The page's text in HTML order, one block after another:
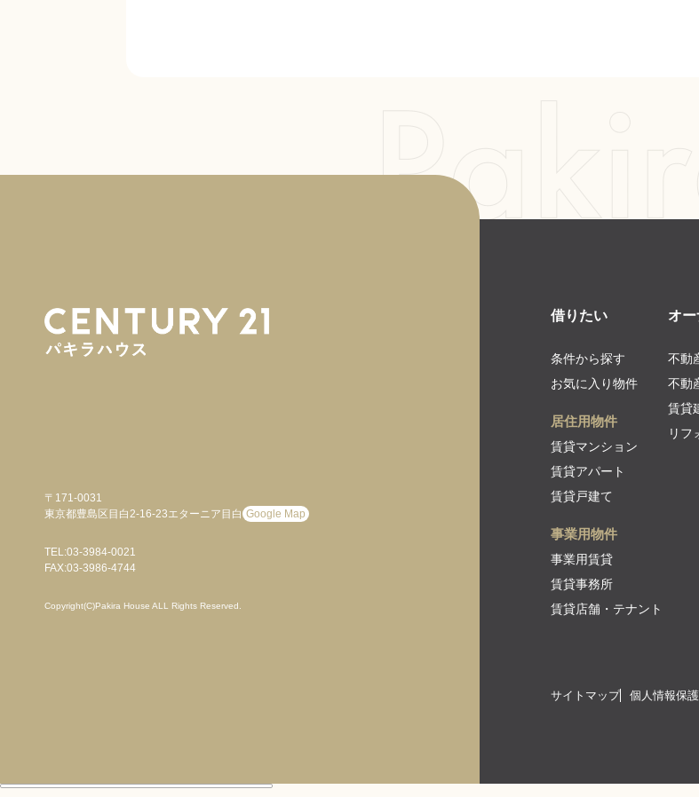
〒171-0031
東京都豊島区目白2-16-23エターニア目白 Google Map
TEL:03-3984-0021
FAX:03-3986-4744
Copyright(C)Pakira House ALL Rights Reserved.
借りたい
条件から探す
お気に入り物件
居住用物件
賃貸マンション
賃貸アパート
賃貸戸建て
事業用物件
事業用賃貸
賃貸事務所
賃貸店舗・テナント
オ
不動
不動
賃貸
リフ
サイトマップ 個人情報保